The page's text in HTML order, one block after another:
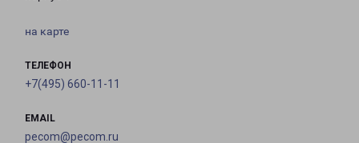
на карте
ТЕЛЕФОН
+7(495) 660-11-11
EMAIL
pecom@pecom.ru